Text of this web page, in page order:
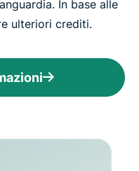
In base alle
ulteriori crediti.